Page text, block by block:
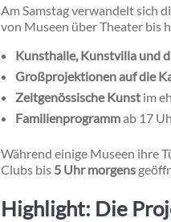
Am Samstag verwandelt sich
von Museen über Theater bis
Kunsthalle, Kunstvilla und
Großprojektionen auf die
Zeitgenössische Kunst im
Familienprogrammab 17
Während einige Museen ihre
Clubs bis 5 Uhr morgens
Highlight: Die